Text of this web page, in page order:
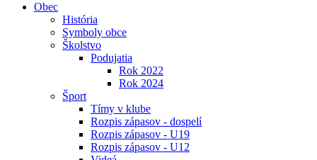
Obec
História
Symboly obce
Školstvo
Podujatia
Rok 2022
Rok 2024
Šport
Tímy v klube
Rozpis zápasov - dospelí
Rozpis zápasov - U19
Rozpis zápasov - U12